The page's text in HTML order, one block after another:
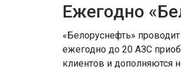
Ежегодно
«Белоруснефть»
ежегодно до 20 АЗС
клиентов и дополняются